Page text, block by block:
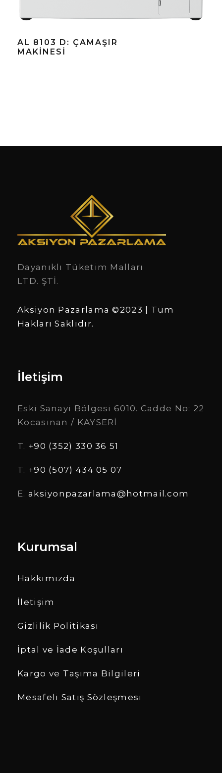
AL 8103 D: ÇAMAŞIR
MAKINESI
Dayanıklı Tüketim Malları
LTD. ŞTİ.
Aksiyon Pazarlama ©2023 | Tüm
Hakları Saklıdır.
İletişim
Eski Sanayi Bölgesi 6010. Cadde No: 22
Kocasinan / KAYSERİ
T. +90 (352) 330 36 51
T. +90 (507) 434 05 07
E. aksiyonpazarlama@hotmail.com
Kurumsal
Hakkımızda
İletişim
Gizlilik Politikası
İptal ve İade Koşulları
Kargo ve Taşıma Bilgileri
Mesafeli Satış Sözleşmesi